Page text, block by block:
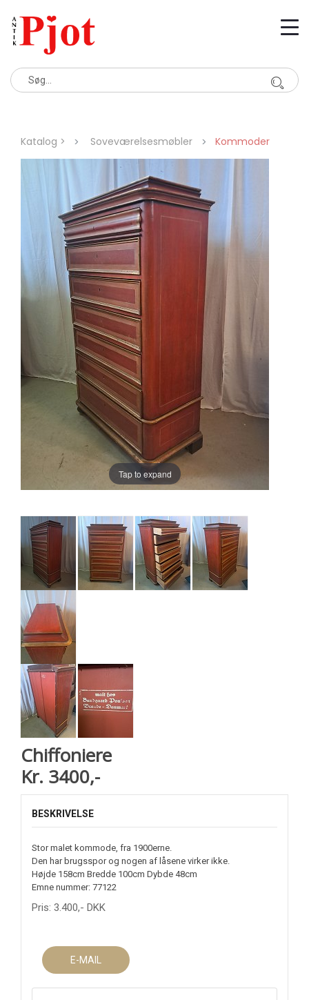
Katalog > Soveværelsesmøbler Kommoder
Tap to expand
Chiffoniere
Kr. 3400,-
BESKRIVELSE
Stor malet kommode, fra 1900erne.
Den har brugsspor og nogen af låsene virker ikke.
Højde 158cm Bredde 100cm Dybde 48cm
Emne nummer: 77122
Pris: 3.400,- DKK
E-MAIL